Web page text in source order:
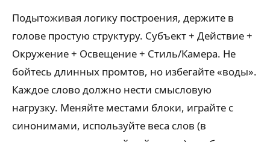
Подытоживая логику построения, держите в
голове простую структуру. Субъект + Действие +
Окружение + Освещение + Стиль/Камера. Не
бойтесь длинных промтов, но избегайте «воды».
Каждое слово должно нести смысловую
нагрузку. Меняйте местами блоки, играйте с
синонимами, используйте веса слов (в